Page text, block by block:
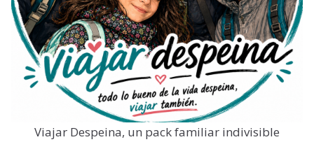
Viajar Despeina, un pack familiar indivisible